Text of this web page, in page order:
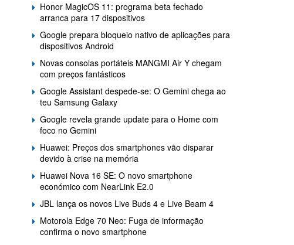
Honor MagicOS 11: programa beta fechado
arranca para 17 dispositivos
Google prepara bloqueio nativo de aplicações para
dispositivos Android
Novas consolas portáteis MANGMI Air Y chegam
com preços fantásticos
Google Assistant despede-se: O Gemini chega ao
teu Samsung Galaxy
Google revela grande update para o Home com
foco no Gemini
Huawei: Preços dos smartphones vão disparar
devido à crise na memória
Huawei Nova 16 SE: O novo smartphone
económico com NearLink E2.0
JBL lança os novos Live Buds 4 e Live Beam 4
Motorola Edge 70 Neo: Fuga de informação
confirma o novo smartphone